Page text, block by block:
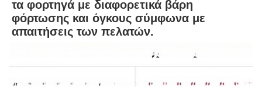
τα φορτηγά με διαφορετικά βάρη
φόρτωσης και όγκους σύμφωνα με
απαιτήσεις των πελατών.